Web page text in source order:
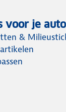
voor je auto
&